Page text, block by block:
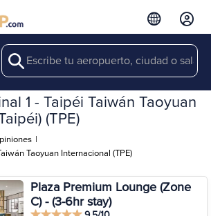
Search
1 - Taipéi Taiwán Taoyuan
(TPE)
|
Taoyuan Internacional (TPE)
Plaza Premium Lounge (Zone
C) - (3-6hr stay)